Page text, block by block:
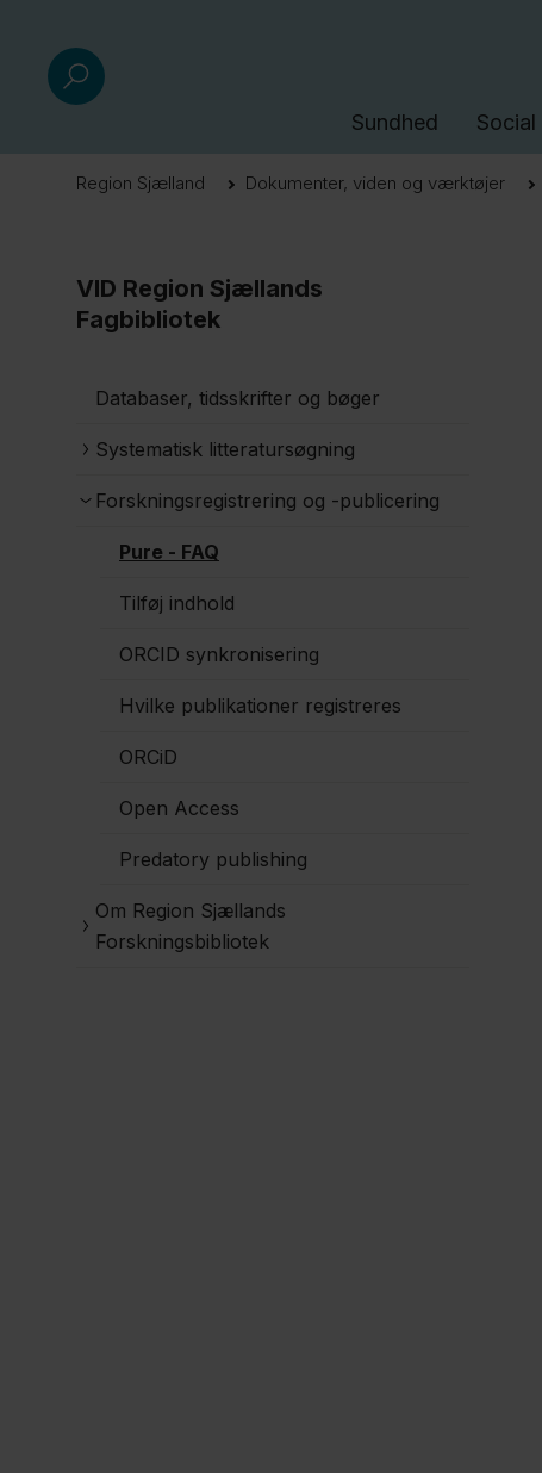
Sundhed Social
Region Sjælland Dokumenter, viden og værktøjer
VID Region Sjællands
Fagbibliotek
Databaser, tidsskrifter og bøger
Systematisk litteratursøgning
Forskningsregistrering og -publicering
Pure - FAQ
Tilføj indhold
ORCID synkronisering
Hvilke publikationer registreres
ORCiD
Open Access
Predatory publishing
Om Region Sjællands
Forskningsbibliotek